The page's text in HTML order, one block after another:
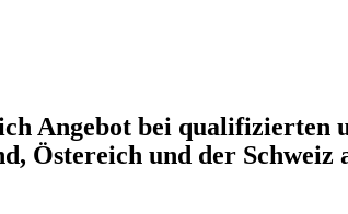
Angebot bei qualifizierten
Östereich und der Schweiz